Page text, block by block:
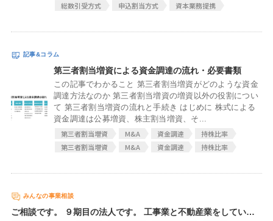
総数引受方式
申込割当方式 資本業務提携
第三者割当増資による資金調達の流れ・必要書類
この記事でわかること 第三者割当増資がどのような資金
調達方法なのか 第三者割当増資の増資以外の役割につい
て 第三者割当増資の流れと手続き はじめに 株式による
資金調達は公募増資、株主割当増資、そ...
第三者割当増資 M&A 資金調達
持株比率
第三者割当増資
M&A 資金調達 持株比率
ご相談です。 ９期目の法人です。 工事業と不動産業をしています。 売上は数億ぐらいで最近自社リノベーション物件の販売実積が売上の７割なのでこれからは 工事業を廃業し、リノベーション物件の販売だけを自社の業務として固定する方針です。 が銀行融資以外の投資や、出資などの資金調達を考えています。 ネットから色々なマーチングサイトを探してみましたが投資家を名乗る＊＊＊が多いことでした。ベンチャー・キャピタルや、ファンドから資金調達を考えて、専門家のコンサルティングを受けたいと思いますがご紹介できますか